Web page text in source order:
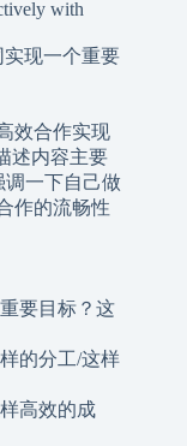
with
现一个重要
效合作实现
述内容主要
调一下自己做
作的流畅性
要目标？这
的分工/这样
高效的成